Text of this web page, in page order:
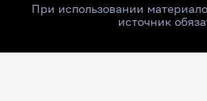
При использовании
источник